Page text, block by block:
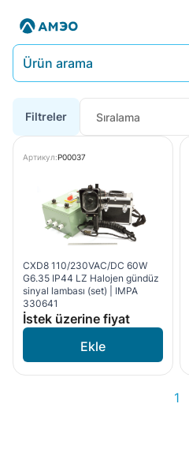
Ürün arama
Filtreler
Артикул:P00037
CXD8 110/230VAC/DC 60W
G6.35 IP44 LZ Halojen gündüz
sinyal lambası (set) | IMPA
330641
İstek üzerine fiyat
1